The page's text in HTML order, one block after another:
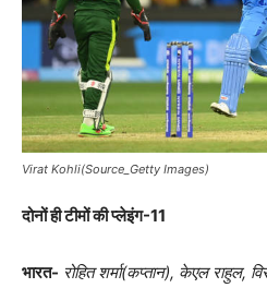
Virat Kohli(Source_Getty Images)
दोनों ही टीमों की प्लेइंग-11
भारत- रोहित शर्मा(कप्तान), केएल राहुल,